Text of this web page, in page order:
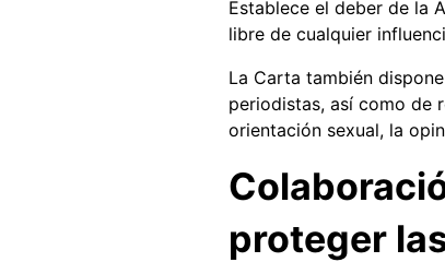
Establece el deber de la
libre de cualquier
La Carta también
periodistas, así como de
orientación sexual, la
proteger